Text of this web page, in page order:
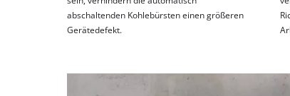
abschaltenden Kohlebürsten einen größeren
Gerätedefekt.